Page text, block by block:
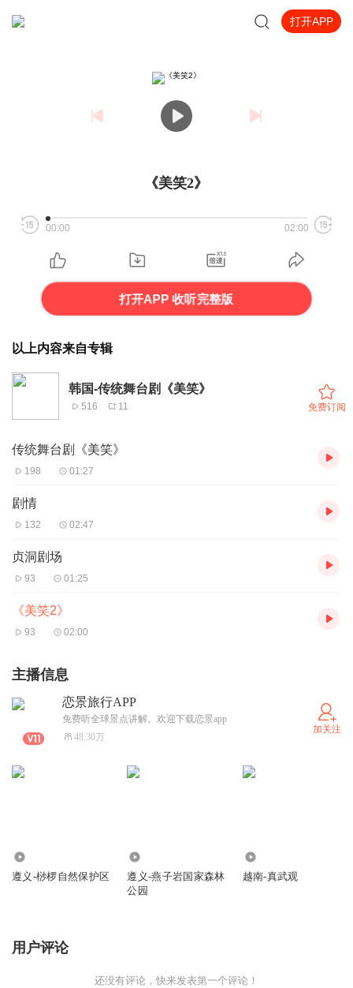
打开APP
《美笑2》
00:00 02:00
打开APP 收听完整版
以上内容来自专辑
韩国-传统舞台剧《美笑》
516 11 免费订阅
传统舞台剧《美笑》
198 01:27
剧情
132 02:47
贞洞剧场
93 01:25
《美笑2》
93 02:00
主播信息
恋景旅行APP
免费听全球景点讲解。欢迎下载恋景app
48.30万
加关注
遵义-桫椤自然保护区
遵义-燕子岩国家森林
公园
越南-真武观
用户评论
还没有评论，快来发表第一个评论！